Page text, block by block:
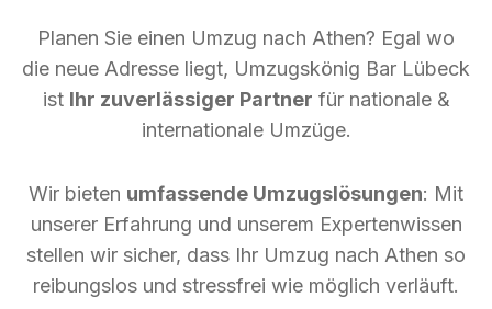
Planen Sie einen Umzug nach Athen? Egal wo
die neue Adresse liegt, Umzugskönig Bar Lübeck
ist Ihr zuverlässiger Partner für nationale &
internationale Umzüge.
Wir bieten umfassende Umzugslösungen: Mit
unserer Erfahrung und unserem Expertenwissen
stellen wir sicher, dass Ihr Umzug nach Athen so
reibungslos und stressfrei wie möglich verläuft.